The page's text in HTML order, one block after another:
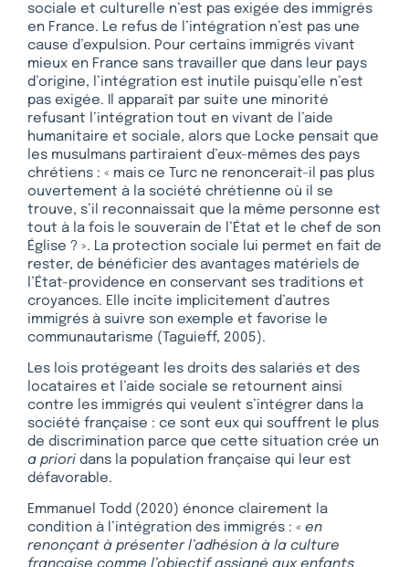
sociale et culturelle n’est pas exigée des immigrés
en France. Le refus de l’intégration n’est pas une
cause d’expulsion. Pour certains immigrés vivant
mieux en France sans travailler que dans leur pays
d’origine, l’intégration est inutile puisqu’elle n’est
pas exigée. Il apparaît par suite une minorité
refusant l’intégration tout en vivant de l’aide
humanitaire et sociale, alors que Locke pensait que
les musulmans partiraient d’eux-mêmes des pays
chrétiens : « mais ce Turc ne renoncerait-il pas plus
ouvertement à la société chrétienne où il se
trouve, s’il reconnaissait que la même personne est
tout à la fois le souverain de l’État et le chef de son
Église ? ». La protection sociale lui permet en fait de
rester, de bénéficier des avantages matériels de
l’État-providence en conservant ses traditions et
croyances. Elle incite implicitement d’autres
immigrés à suivre son exemple et favorise le
communautarisme (Taguieff, 2005).
Les lois protégeant les droits des salariés et des
locataires et l’aide sociale se retournent ainsi
contre les immigrés qui veulent s’intégrer dans la
société française : ce sont eux qui souffrent le plus
de discrimination parce que cette situation crée un
a priori dans la population française qui leur est
défavorable.
Emmanuel Todd (2020) énonce clairement la
condition à l’intégration des immigrés : « en
renonçant à présenter l’adhésion à la culture